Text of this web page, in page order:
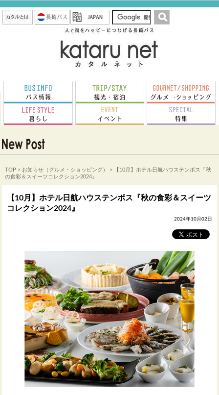
TOP > お知らせ（グルメ・ショッピング）
> 【10月】ホテル日航ハウステンボス『秋
の食彩＆スイーツコレクション2024』
【10月】ホテル日航ハウステンボス『秋の食彩＆スイーツ
コレクション2024』
2024年10月02日